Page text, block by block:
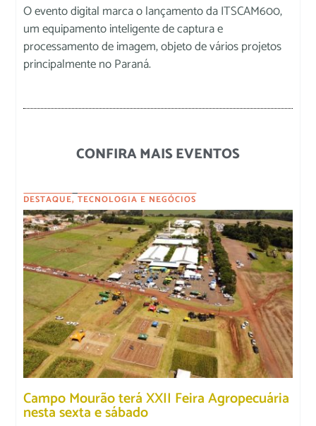
O evento digital marca o lançamento da ITSCAM600,
um equipamento inteligente de captura e
processamento de imagem, objeto de vários projetos
principalmente no Paraná.
CONFIRA MAIS EVENTOS
DESTAQUE,TECNOLOGIA E NEGÓCIOS
Campo Mourão terá XXII Feira Agropecuária
nesta sexta e sábado